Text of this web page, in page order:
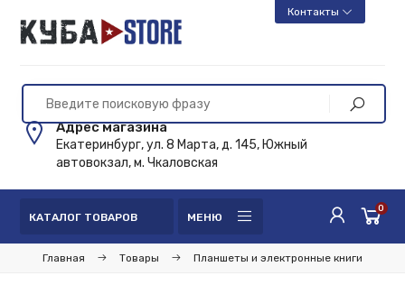
Контакты
Адрес магазина
Екатеринбург, ул. 8 Марта, д. 145, Южный
автовокзал, м. Чкаловская
КАТАЛОГ ТОВАРОВ МЕНЮ
0
Главная Товары Планшеты и электронные книги